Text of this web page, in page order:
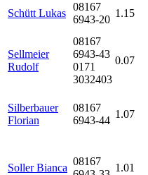
Schütt Lukas
08167
6943-20
1.15
Sellmeier
Rudolf
08167
6943-43
0171
3032403
0.07
Silberbauer
Florian
08167
6943-44
1.07
Soller Bianca
08167
1.01